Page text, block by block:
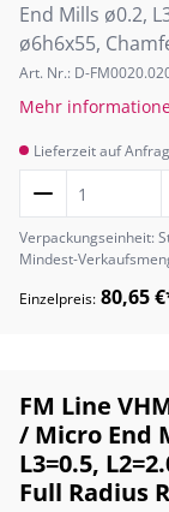
End Mills ø0.2,
ø6h6x55,
Art. Nr.: D-
Mehr
Lieferzeit auf
Verpackungseinheit:
Mindest-
Einzelpreis: 80,65
FM Line
/ Micro End
L3=0.5,
Full Radius